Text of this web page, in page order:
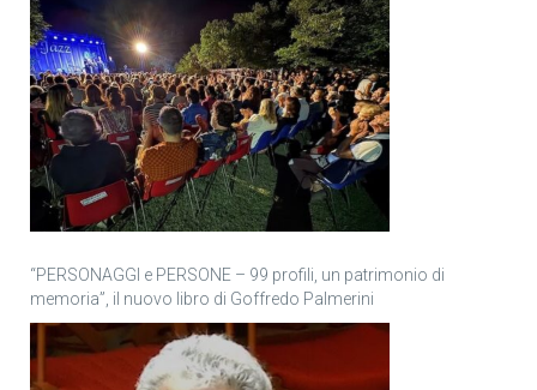
“PERSONAGGI e PERSONE – 99 profili, un patrimonio di
memoria”, il nuovo libro di Goffredo Palmerini